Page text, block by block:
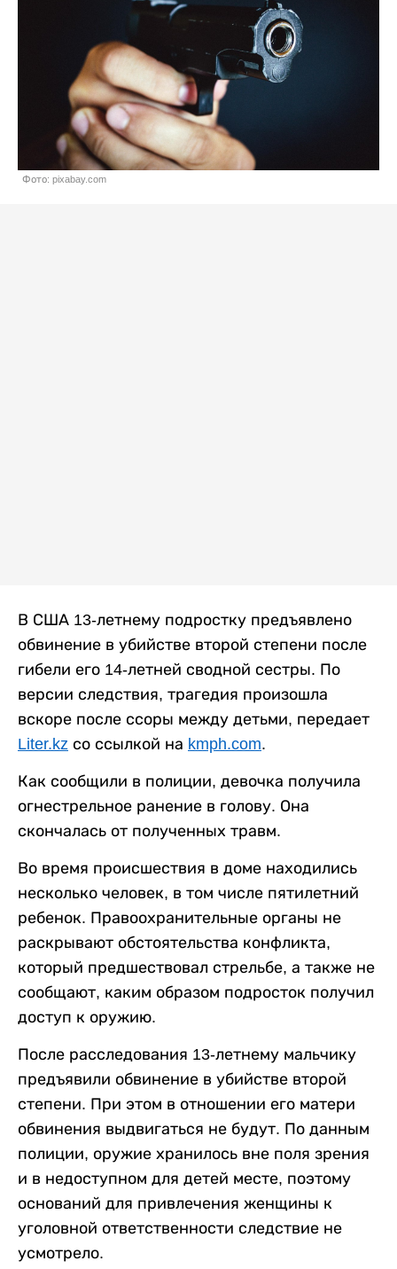
Фото: pixabay.com
В США 13-летнему подростку предъявлено
обвинение в убийстве второй степени после
гибели его 14-летней сводной сестры. По
версии следствия, трагедия произошла
вскоре после ссоры между детьми, передает
Liter.kz со ссылкой на kmph.com.
Как сообщили в полиции, девочка получила
огнестрельное ранение в голову. Она
скончалась от полученных травм.
Во время происшествия в доме находились
несколько человек, в том числе пятилетний
ребенок. Правоохранительные органы не
раскрывают обстоятельства конфликта,
который предшествовал стрельбе, а также не
сообщают, каким образом подросток получил
доступ к оружию.
После расследования 13-летнему мальчику
предъявили обвинение в убийстве второй
степени. При этом в отношении его матери
обвинения выдвигаться не будут. По данным
полиции, оружие хранилось вне поля зрения
и в недоступном для детей месте, поэтому
оснований для привлечения женщины к
уголовной ответственности следствие не
усмотрело.